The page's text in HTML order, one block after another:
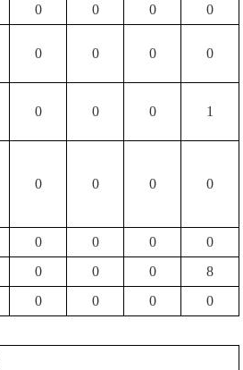
0 0 0
0
0 0 0 0
0 0 0 1
0 0 0 0
0 0 0
0
0 0 0
8
0 0 0
0